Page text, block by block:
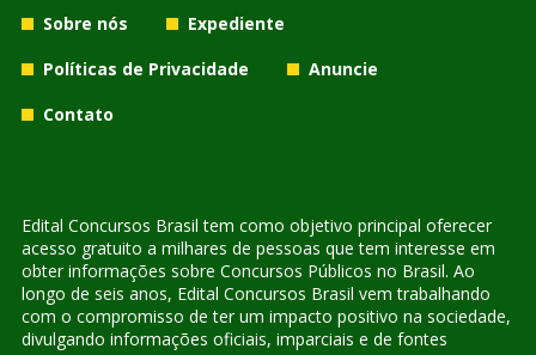
Sobre nós
Expediente
Políticas de Privacidade
Anuncie
Contato
Edital Concursos Brasil tem como objetivo principal oferecer
acesso gratuito a milhares de pessoas que tem interesse em
obter informações sobre Concursos Públicos no Brasil. Ao
longo de seis anos, Edital Concursos Brasil vem trabalhando
com o compromisso de ter um impacto positivo na sociedade,
divulgando informações oficiais, imparciais e de fontes